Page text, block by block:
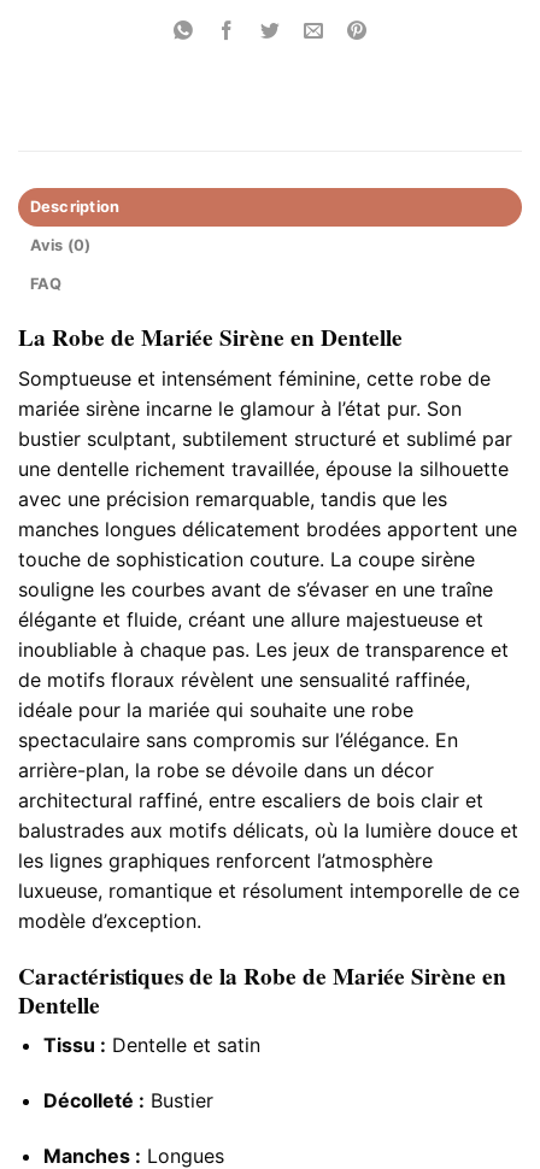
Description
Avis (0)
FAQ
La Robe de Mariée Sirène en Dentelle
Somptueuse et intensément féminine, cette robe de
mariée sirène incarne le glamour à l’état pur. Son
bustier sculptant, subtilement structuré et sublimé par
une dentelle richement travaillée, épouse la silhouette
avec une précision remarquable, tandis que les
manches longues délicatement brodées apportent une
touche de sophistication couture. La coupe sirène
souligne les courbes avant de s’évaser en une traîne
élégante et fluide, créant une allure majestueuse et
inoubliable à chaque pas. Les jeux de transparence et
de motifs floraux révèlent une sensualité raffinée,
idéale pour la mariée qui souhaite une robe
spectaculaire sans compromis sur l’élégance. En
arrière-plan, la robe se dévoile dans un décor
architectural raffiné, entre escaliers de bois clair et
balustrades aux motifs délicats, où la lumière douce et
les lignes graphiques renforcent l’atmosphère
luxueuse, romantique et résolument intemporelle de ce
modèle d’exception.
Caractéristiques de la Robe de Mariée Sirène en
Dentelle
Tissu : Dentelle et satin
Décolleté : Bustier
Manches : Longues